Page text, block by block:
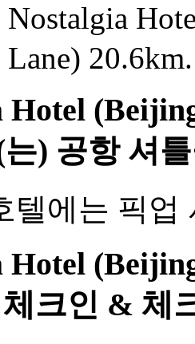
20.6km.
Hotel
) 공항 셔
텔에는 픽업
Hotel
크인 & 체